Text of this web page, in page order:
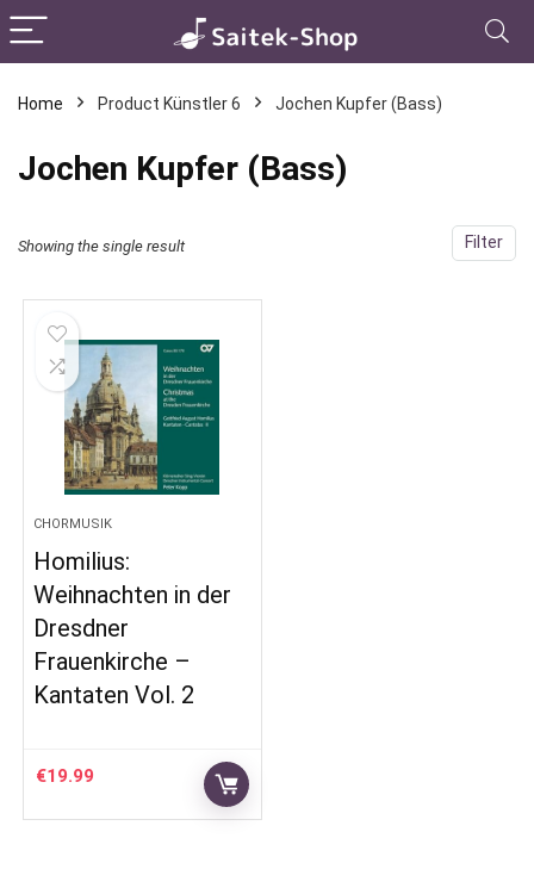
Home Product Künstler 6 Jochen Kupfer (Bass)
Jochen Kupfer (Bass)
Filter
Showing the single result
CHORMUSIK
Homilius:
Weihnachten in der
Dresdner
Frauenkirche –
Kantaten Vol. 2
€19.99